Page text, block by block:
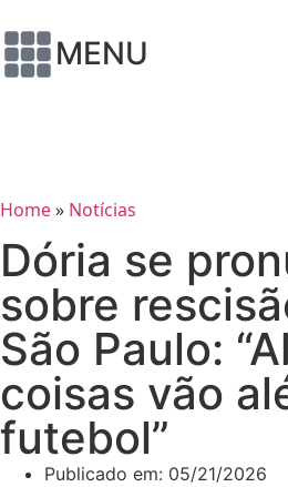
MENU
Home» Notícias
Dória se
sobre
São Paulo:
coisas vão
futebol”
Publicado em: 05/21/2026